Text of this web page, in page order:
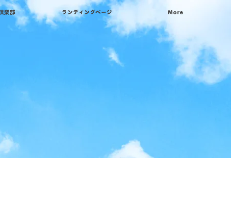
楽部 ランディングページ More